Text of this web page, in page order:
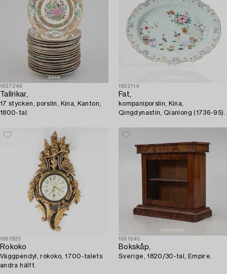
1637249
Tallrikar,
17 stycken, porslin, Kina, Kanton,
1800-tal.
1662114
Fat,
kompaniporslin, Kina,
Qingdynastin, Qianlong (1736-95).
1661923
Rokoko
Väggpendyl, rokoko, 1700-talets
andra hälft.
1661640
Bokskåp,
Sverige, 1820/30-tal, Empire.